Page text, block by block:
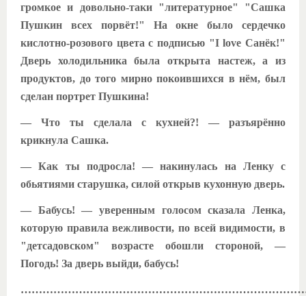
громкое и довольно-таки "литературное" "Сашка
Пушкин всех порвёт!" На окне было сердечко
кислотно-розового цвета с подписью "I love Санёк!"
Дверь холодильника была открыта настеж, а из
продуктов, до того мирно покоившихся в нём, был
сделан портрет Пушкина!
— Что ты сделала с кухней?! — разъярённо
крикнула Сашка.
— Как ты подросла! — накинулась на Ленку с
обьятиями старушка, силой открыв кухонную дверь.
— Бабусь! — уверенным голосом сказала Ленка,
которую правила вежливости, по всей видимости, в
"детсадовском" возрасте обошли стороной, —
Погодь! За дверь выйди, бабусь!